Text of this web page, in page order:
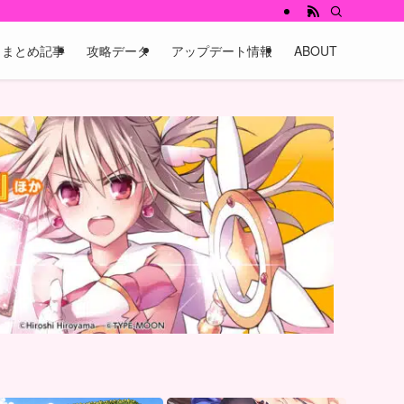
まとめ記事 攻略データ アップデート情報 ABOUT